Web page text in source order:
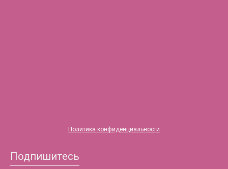
Политика конфиденциальности
Подпишитесь